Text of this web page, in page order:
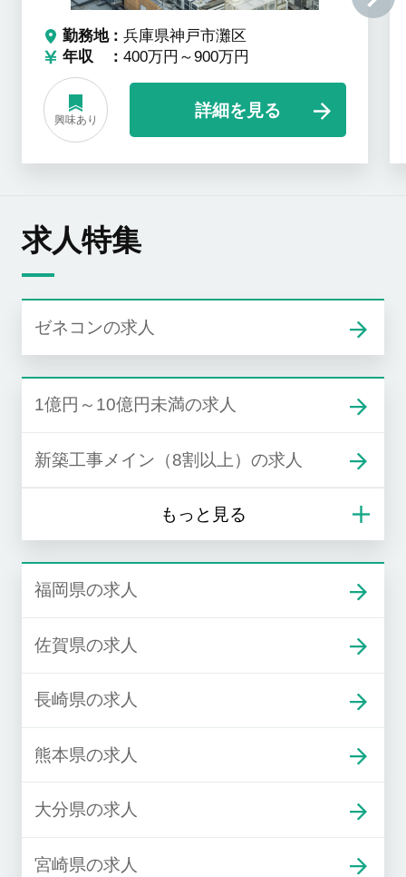
勤務地
兵庫県神戸市灘区
年収
400万円～900万円
興味あり
詳細を見る
求人特集
ゼネコンの求人
1億円～10億円未満の求人
新築工事メイン（8割以上）の求人
福岡県の求人
佐賀県の求人
長崎県の求人
熊本県の求人
大分県の求人
宮崎県の求人